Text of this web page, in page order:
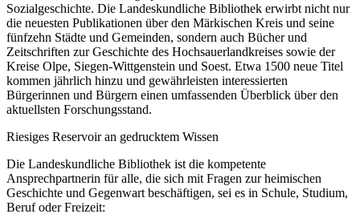
Sozialgeschichte. Die Landeskundliche Bibliothek erwirbt nicht nur
die neuesten Publikationen über den Märkischen Kreis und seine
fünfzehn Städte und Gemeinden, sondern auch Bücher und
Zeitschriften zur Geschichte des Hochsauerlandkreises sowie der
Kreise Olpe, Siegen-Wittgenstein und Soest. Etwa 1500 neue Titel
kommen jährlich hinzu und gewährleisten interessierten
Bürgerinnen und Bürgern einen umfassenden Überblick über den
aktuellsten Forschungsstand.
Riesiges Reservoir an gedrucktem Wissen
Die Landeskundliche Bibliothek ist die kompetente
Ansprechpartnerin für alle, die sich mit Fragen zur heimischen
Geschichte und Gegenwart beschäftigen, sei es in Schule, Studium,
Beruf oder Freizeit: